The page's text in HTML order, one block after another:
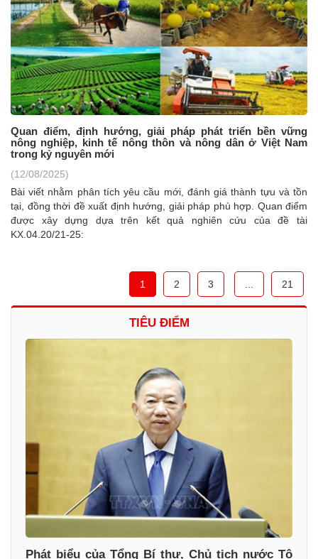
Quan điểm, định hướng, giải pháp phát triển bền vững
nông nghiệp, kinh tế nông thôn và nông dân ở Việt Nam
trong kỷ nguyên mới ​
(12/08/2025)
Bài viết nhằm phân tích yêu cầu mới, đánh giá thành tựu và tồn
tại, đồng thời đề xuất định hướng, giải pháp phù hợp. Quan điểm
được xây dựng dựa trên kết quả nghiên cứu của đề tài
KX.04.20/21-25:
1 2 3 21
TIÊU ĐIỂM
Phát biểu của Tổng Bí thư, Chủ tịch nước Tô